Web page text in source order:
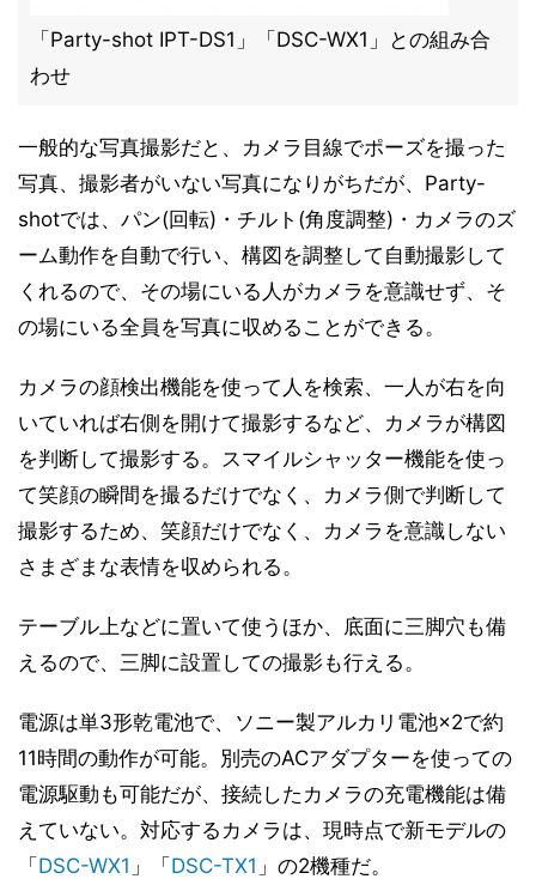
「Party-shot IPT-DS1」「DSC-WX1」との組み合
わせ
一般的な写真撮影だと、カメラ目線でポーズを撮った
写真、撮影者がいない写真になりがちだが、Party-
shotでは、パン(回転)・チルト(角度調整)・カメラのズ
ーム動作を自動で行い、構図を調整して自動撮影して
くれるので、その場にいる人がカメラを意識せず、そ
の場にいる全員を写真に収めることができる。
カメラの顔検出機能を使って人を検索、一人が右を向
いていれば右側を開けて撮影するなど、カメラが構図
を判断して撮影する。スマイルシャッター機能を使っ
て笑顔の瞬間を撮るだけでなく、カメラ側で判断して
撮影するため、笑顔だけでなく、カメラを意識しない
さまざまな表情を収められる。
テーブル上などに置いて使うほか、底面に三脚穴も備
えるので、三脚に設置しての撮影も行える。
電源は単3形乾電池で、ソニー製アルカリ電池×2で約
11時間の動作が可能。別売のACアダプターを使っての
電源駆動も可能だが、接続したカメラの充電機能は備
えていない。対応するカメラは、現時点で新モデルの
「 DSC-WX1 」「 DSC-TX1 」の2機種だ。